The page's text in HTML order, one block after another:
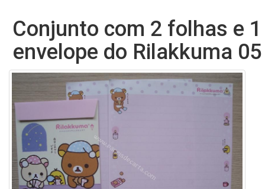
Conjunto com 2 folhas e 1
envelope do Rilakkuma 05